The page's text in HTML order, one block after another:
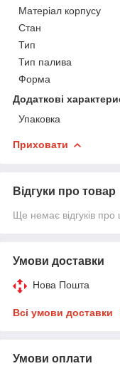
Матеріал корпусу
Стан
Тип
Тип палива
Форма
Додаткові
Упаковка
Приховати
Відгуки про товар
Ще немає відгуків про
Умови доставки
Нова Пошта
Всі умови доставки
Умови оплати